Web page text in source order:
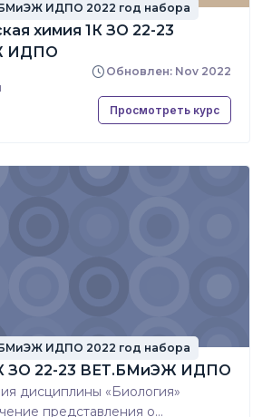
ИДПО 2022 год набора
химия 1К ЗО 22-23
ИДПО
Обновлен: Nov 2022
Просмотреть курс
ИДПО 2022 год набора
ЗО 22-23 ВЕТ.БМиЭЖ ИДПО
дисциплины «Биология»
представления о